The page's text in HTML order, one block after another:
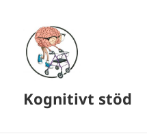
Kognitivt stöd